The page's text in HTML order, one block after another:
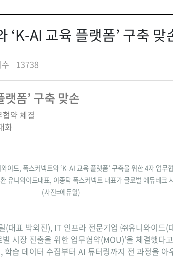
AI 교육 플랫폼’ 구축 맞
13738
폼’ 구축 맞손
약 체결
화
이드, 폭스커넥트와 ‘K-AI 교육 플랫폼’ 구축을 위한 4자 업무
유니와이드대표, 이종탁 폭스커넥트 대표가 글로벌 에듀테크
(사진=에듀윌)
대표 박외진), IT 인프라 전문기업 ㈜유니와이드
시장 진출을 위한 업무협약(MOU)’을 체결했다
습 데이터 수집부터 AI 튜터링까지 전 과정을 아